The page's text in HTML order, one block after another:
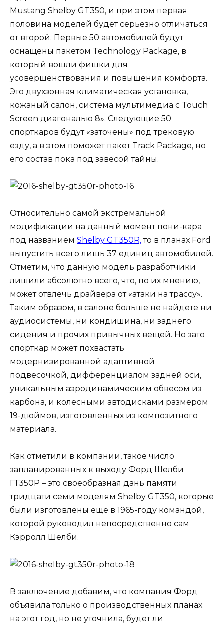
Mustang Shelby GT350, и при этом первая
половина моделей будет серьезно отличаться
от второй. Первые 50 автомобилей будут
оснащены пакетом Technology Package, в
который вошли фишки для
усовершенствования и повышения комфорта.
Это двухзонная климатическая установка,
кожаный салон, система мультимедиа с Touch
Screen диагональю 8». Следующие 50
спорткаров будут «заточены» под трековую
езду, а в этом поможет пакет Track Package, но
его состав пока под завесой тайны.
Относительно самой экстремальной
модификации на данный момент пони-кара
под названием Shelby GT350R,то в планах Ford
выпустить всего лишь 37 единиц автомобилей.
Отметим, что данную модель разработчики
лишили абсолютно всего, что, по их мнению,
может отвлечь драйвера от «атаки на трассу».
Таким образом, в салоне больше не найдете ни
аудиосистемы, ни кондишина, ни заднего
сидения и прочих привычных вещей. Но зато
спорткар может похвастать
модернизированной адаптивной
подвесочкой, дифференциалом задней оси,
уникальным аэродинамическим обвесом из
карбона, и колесными автодисками размером
19-дюймов, изготовленных из композитного
материала.
Как отметили в компании, такое число
запланированных к выходу Форд Шелби
ГТ350Р – это своеобразная дань памяти
тридцати семи моделям Shelby GT350, которые
были изготовлены еще в 1965-году командой,
которой руководил непосредственно сам
Кэрролл Шелби.
В заключение добавим, что компания Форд
объявила только о производственных планах
на этот год, но не уточнила, будет ли